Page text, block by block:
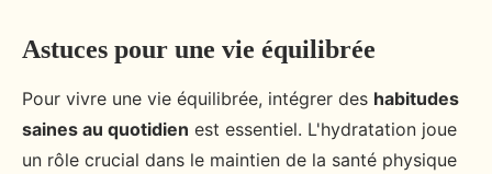
Astuces pour une vie équilibrée
Pour vivre une vie équilibrée, intégrer des habitudes
saines au quotidien est essentiel. L'hydratation joue
un rôle crucial dans le maintien de la santé physique